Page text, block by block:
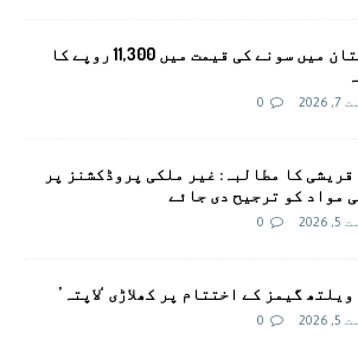
پاکستان میں سونے کی قیمت میں 11,300 روپے کا
0
قریشی کا مطالبہ: غیر ملکی پروڈکشنز پر
مواد کو ترجیح دی جائے
0
گیمز کے اختتام پر کھلاڑی ‘لاپتہ’
0